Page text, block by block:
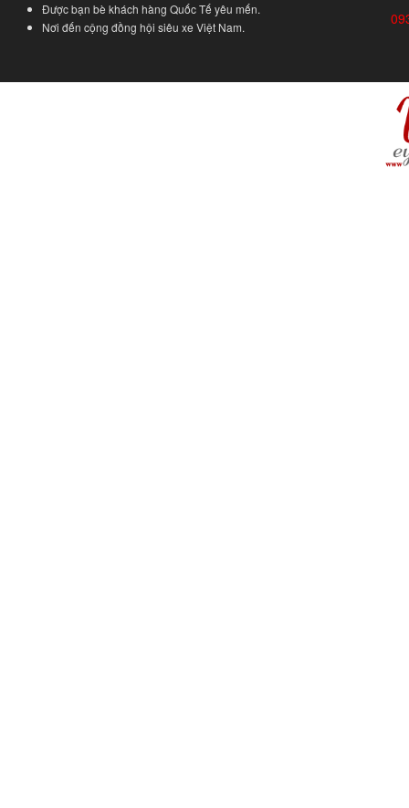
Được bạn bè khách hàng Quốc Tế yêu mến.
Nơi đến cộng đồng hội siêu xe Việt Nam.